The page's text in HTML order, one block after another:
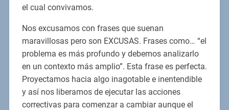
el cual convivamos.
Nos excusamos con frases que suenan
maravillosas pero son EXCUSAS. Frases como… “el
problema es más profundo y debemos analizarlo
en un contexto más amplio”. Esta frase es perfecta.
Proyectamos hacia algo inagotable e inentendible
y así nos liberamos de ejecutar las acciones
correctivas para comenzar a cambiar aunque el